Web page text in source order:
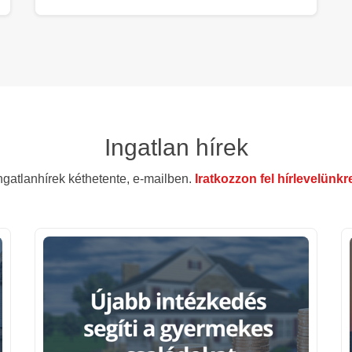
Ingatlan hírek
kéthetente, e-mailben. Iratkozzon fel